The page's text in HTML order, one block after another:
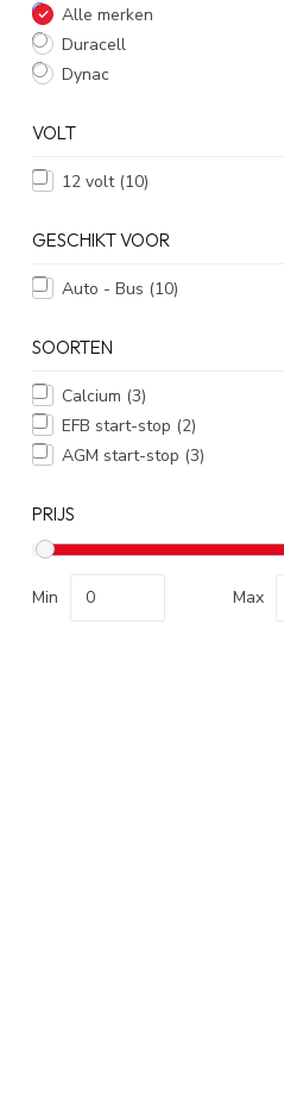
Alle merken
Duracell
Dynac
VOLT
12 volt (10)
GESCHIKT VOOR
Auto - Bus (10)
SOORTEN
Calcium (3)
EFB start-stop (2)
AGM start-stop (3)
PRIJS
Min Max